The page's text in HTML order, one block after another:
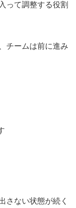
って調整する役割
チームは前に進み
さない状態が続く